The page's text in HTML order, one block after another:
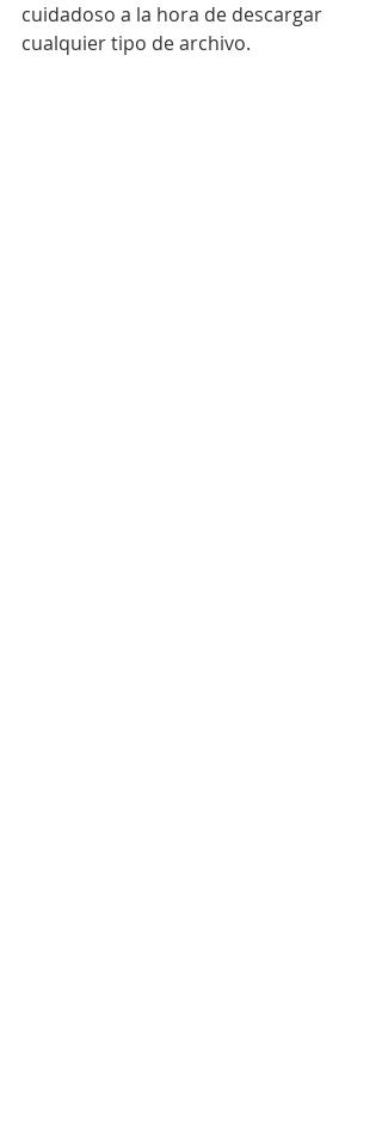
cuidadoso a la hora de descargar
cualquier tipo de archivo.